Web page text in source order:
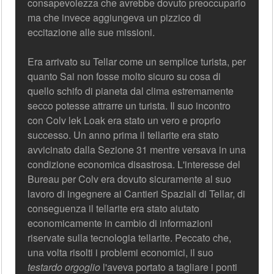
ma che invece aggiungeva un pizzico di
eccitazione alle sue missioni.
Era arrivato su Tellar come un semplice turista, per
quanto Sai non fosse molto sicuro su cosa di
quello schifo di pianeta dal clima estremamente
secco potesse attrarre un turista. Il suo incontro
con Colv lek Loak era stato un vero e proprio
successo. Un anno prima il tellarite era stato
avvicinato dalla Sezione 31 mentre versava in una
condizione economica disastrosa. L'interesse del
Bureau per Colv era dovuto sicuramente al suo
lavoro di ingegnere ai Cantieri Spaziali di Tellar, di
conseguenza il tellarite era stato aiutato
economicamente in cambio di informazioni
riservate sulla tecnologia tellarite. Peccato che,
una volta risolti i problemi economici, il suo
testardo orgoglio l'aveva portato a tagliare i ponti